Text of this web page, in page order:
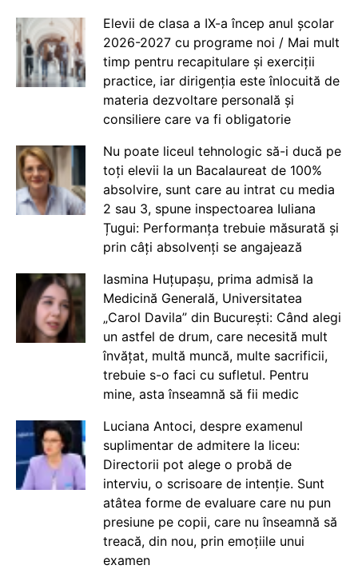
Elevii de clasa a IX-a încep anul școlar
2026-2027 cu programe noi / Mai mult
timp pentru recapitulare și exerciții
practice, iar dirigenția este înlocuită de
materia dezvoltare personală și
consiliere care va fi obligatorie
Nu poate liceul tehnologic să-i ducă pe
toți elevii la un Bacalaureat de 100%
absolvire, sunt care au intrat cu media
2 sau 3, spune inspectoarea Iuliana
Țugui: Performanța trebuie măsurată și
prin câți absolvenți se angajează
Iasmina Huțupașu, prima admisă la
Medicină Generală, Universitatea
„Carol Davila” din București: Când alegi
un astfel de drum, care necesită mult
învățat, multă muncă, multe sacrificii,
trebuie s-o faci cu sufletul. Pentru
mine, asta înseamnă să fii medic
Luciana Antoci, despre examenul
suplimentar de admitere la liceu:
Directorii pot alege o probă de
interviu, o scrisoare de intenție. Sunt
atâtea forme de evaluare care nu pun
presiune pe copii, care nu înseamnă să
treacă, din nou, prin emoțiile unui
examen